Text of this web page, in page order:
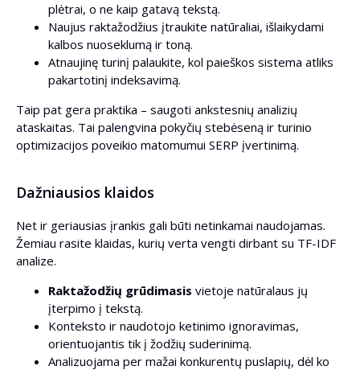
plėtrai, o ne kaip gatavą tekstą.
Naujus raktažodžius įtraukite natūraliai, išlaikydami
kalbos nuoseklumą ir toną.
Atnaujinę turinį palaukite, kol paieškos sistema atliks
pakartotinį indeksavimą.
Taip pat gera praktika – saugoti ankstesnių analizių
ataskaitas. Tai palengvina pokyčių stebėseną ir turinio
optimizacijos poveikio matomumui SERP įvertinimą.
Dažniausios klaidos
Net ir geriausias įrankis gali būti netinkamai naudojamas.
Žemiau rasite klaidas, kurių verta vengti dirbant su TF-IDF
analize.
Raktažodžių grūdimasis vietoje natūralaus jų
įterpimo į tekstą.
Konteksto ir naudotojo ketinimo ignoravimas,
orientuojantis tik į žodžių suderinimą.
Analizuojama per mažai konkurentų puslapių, dėl ko